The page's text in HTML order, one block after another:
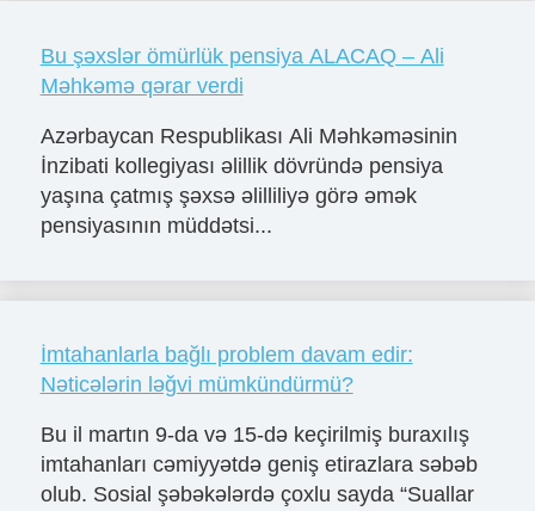
Bu şəxslər ömürlük pensiya ALACAQ – Ali
Məhkəmə qərar verdi
Azərbaycan Respublikası Ali Məhkəməsinin
İnzibati kollegiyası əlillik dövründə pensiya
yaşına çatmış şəxsə əlilliliyə görə əmək
pensiyasının müddətsi...
İmtahanlarla bağlı problem davam edir:
Nəticələrin ləğvi mümkündürmü?
Bu il martın 9-da və 15-də keçirilmiş buraxılış
imtahanları cəmiyyətdə geniş etirazlara səbəb
olub. Sosial şəbəkələrdə çoxlu sayda “Suallar